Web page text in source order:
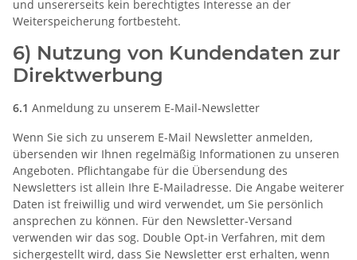
und unsererseits kein berechtigtes Interesse an der
Weiterspeicherung fortbesteht.
6) Nutzung von Kundendaten zur
Direktwerbung
6.1 Anmeldung zu unserem E-Mail-Newsletter
Wenn Sie sich zu unserem E-Mail Newsletter anmelden,
übersenden wir Ihnen regelmäßig Informationen zu unseren
Angeboten. Pflichtangabe für die Übersendung des
Newsletters ist allein Ihre E-Mailadresse. Die Angabe weiterer
Daten ist freiwillig und wird verwendet, um Sie persönlich
ansprechen zu können. Für den Newsletter-Versand
verwenden wir das sog. Double Opt-in Verfahren, mit dem
sichergestellt wird, dass Sie Newsletter erst erhalten, wenn